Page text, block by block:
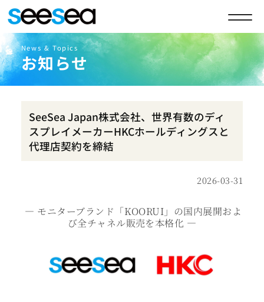
News & Topics
お知らせ
SeeSea Japan株式会社、世界有数のディ
スプレイメーカーHKCホールディングスと
代理店契約を締結
2026-03-31
― モニターブランド「KOORUI」の国内展開およ
び全チャネル販売を本格化 ―